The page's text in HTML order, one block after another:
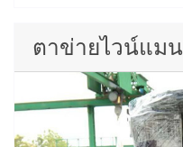
ตาข่ายไวน์แม